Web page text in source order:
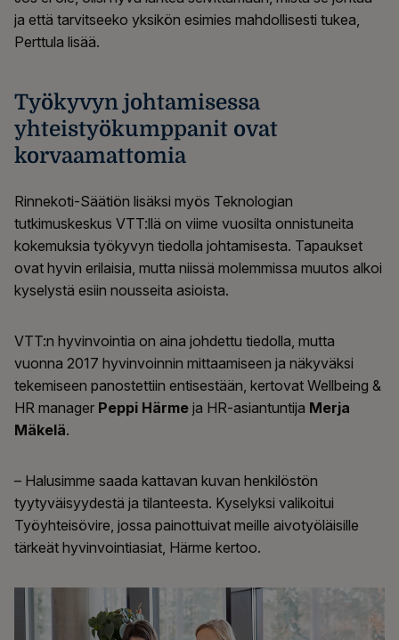
ja että tarvitseeko yksikön esimies mahdollisesti tukea,
Perttula lisää.
Työkyvyn johtamisessa
yhteistyökumppanit ovat
korvaamattomia
Rinnekoti-Säätiön lisäksi myös Teknologian
tutkimuskeskus VTT:llä on viime vuosilta onnistuneita
kokemuksia työkyvyn tiedolla johtamisesta. Tapaukset
ovat hyvin erilaisia, mutta niissä molemmissa muutos alkoi
kyselystä esiin nousseita asioista.
VTT:n hyvinvointia on aina johdettu tiedolla, mutta
vuonna 2017 hyvinvoinnin mittaamiseen ja näkyväksi
tekemiseen panostettiin entisestään, kertovat Wellbeing &
HR manager Peppi Härme ja HR-asiantuntija Merja
Mäkelä.
– Halusimme saada kattavan kuvan henkilöstön
tyytyväisyydestä ja tilanteesta. Kyselyksi valikoitui
Työyhteisövire, jossa painottuivat meille aivotyöläisille
tärkeät hyvinvointiasiat, Härme kertoo.